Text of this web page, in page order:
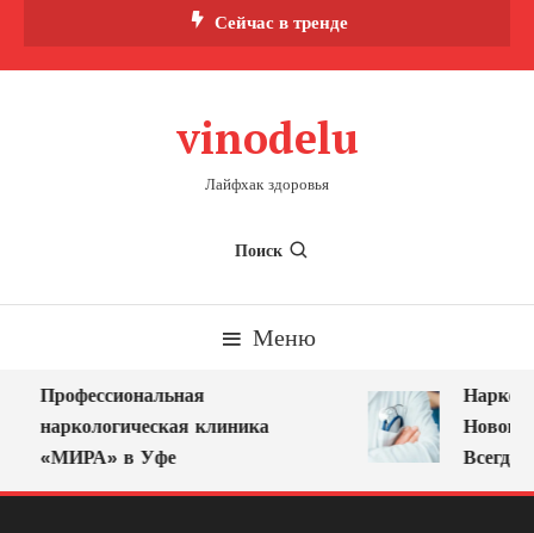
Сейчас в тренде
vinodelu
Лайфхак здоровья
Поиск
Меню
Профессиональная
наркологическая клиника
«МИРА» в Уфе
Всегда